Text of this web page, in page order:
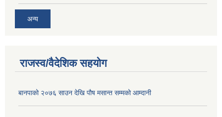
अन्य
राजस्व/वैदेशिक सहयोग
बानपाको २०७६ साउन देखि पौष मसान्त सम्मको आम्दानी